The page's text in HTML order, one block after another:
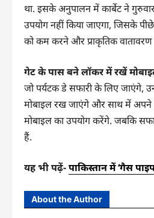
था. इसके अनुपालन में कार्बेट ने
उपयोग नहीं किया जाएगा, जिसके
को कम करने और प्राकृतिक
गेट के पास बने लॉकर में रखें
जो पर्यटक डे सफारी के लिए जाएंगे,
मोबाइल रख जाएंगे और साथ में अपने
मोबाइल का उपयोग करेंगे. जबकि
हैं.
यह भी पढ़ें-पाकिस्तान में ‘गैस
About the Author